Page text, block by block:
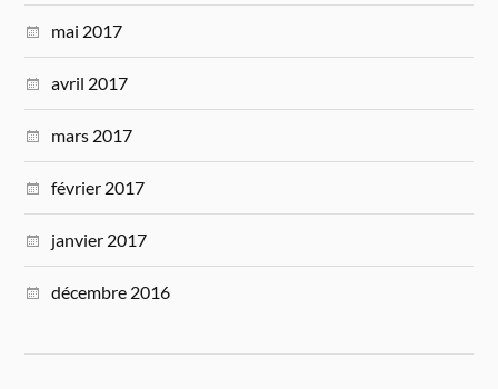
mai 2017
avril 2017
mars 2017
février 2017
janvier 2017
décembre 2016